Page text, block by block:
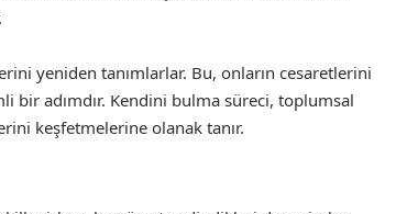
yeniden tanımlarlar. Bu, onların cesaretlerini
bir adımdır. Kendini bulma süreci, toplumsal
keşfetmelerine olanak tanır.